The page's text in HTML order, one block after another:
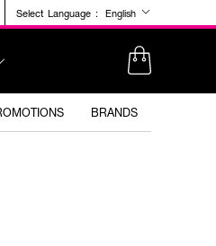
Select Language : English
BRANDS